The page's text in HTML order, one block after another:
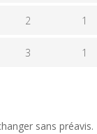
2 1
3 1
sans préavis.